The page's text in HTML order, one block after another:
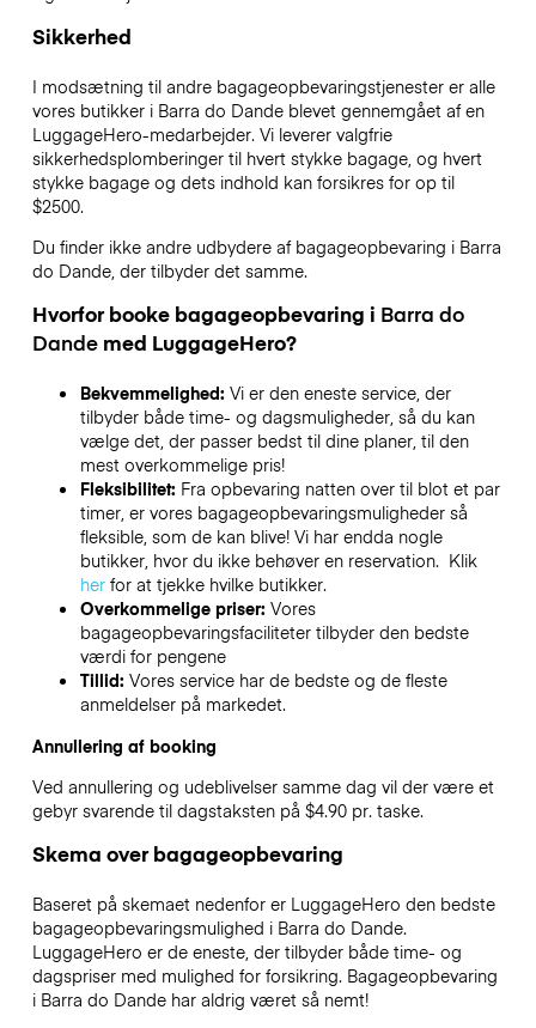
Sikkerhed
I modsætning til andre bagageopbevaringstjenesterer alle
vores butikker i Barra do Dandeblevet gennemgået af en
LuggageHero-medarbejder. Vi leverer valgfrie
sikkerhedsplomberinger til hvert stykke bagage, og hvert
stykke bagage og dets indhold kan forsikres for op til
$2500.
Du finder ikke andre udbydere af bagageopbevaring i Barra
do Dande, der tilbyder det samme.
Hvorfor booke bagageopbevaring i Barra do
Dandemed LuggageHero?
Bekvemmelighed: Vi er den eneste service, der
tilbyder både time- og dagsmuligheder, så du kan
vælge det, der passer bedst til dine planer, til den
mest overkommelige pris!
Fleksibilitet: Fra opbevaring natten over til blot et par
timer, er vores bagageopbevaringsmuligheder så
fleksible, som de kan blive! Vi har endda nogle
butikker, hvor du ikke behøver en reservation. Klik
herfor at tjekke hvilke butikker.
Overkommelige priser: Vores
bagageopbevaringsfaciliteter tilbyder den bedste
værdi for pengene
Tillid: Vores service har de bedste og de fleste
anmeldelser på markedet.
Annullering af booking
Ved annullering og udeblivelser samme dag vil der være et
gebyr svarende til dagstaksten på $4.90 pr. taske.
Skema over bagageopbevaring
Baseret på skemaet nedenfor er LuggageHero den bedste
bagageopbevaringsmulighed i Barra do Dande.
LuggageHero er de eneste, der tilbyder både time- og
dagspriser med mulighed for forsikring. Bagageopbevaring
i Barra do Dandehar aldrig været så nemt!